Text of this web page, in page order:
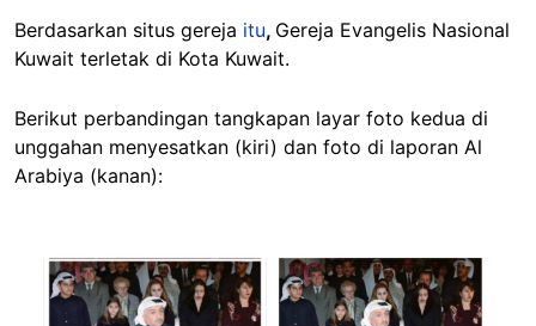
Berdasarkan situs gereja itu, Gereja Evangelis Nasional
Kuwait terletak di Kota Kuwait.
Berikut perbandingan tangkapan layar foto kedua di
unggahan menyesatkan (kiri) dan foto di laporan Al
Arabiya (kanan):
Image